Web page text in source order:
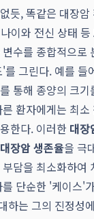
듯, 똑같은 대장암
이와 전신 상태
수를 종합적으로
그린다. 예를 들
통해 종양의 크
환자에게는 최
한다. 이러한 대장
대장암 생존율을 극
담을 최소화하여
단순한 '케이스'
하는 그의 진정성